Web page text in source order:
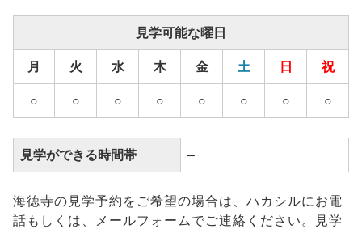
継承者の有
無
–
見学可能な曜日
月 火 水 木 金 土 日 祝
○ ○ ○ ○ ○ ○ ○ ○
見学ができる時間帯 –
海徳寺の見学予約をご希望の場合は、ハカシルにお電
話もしくは、メールフォームでご連絡ください。見学